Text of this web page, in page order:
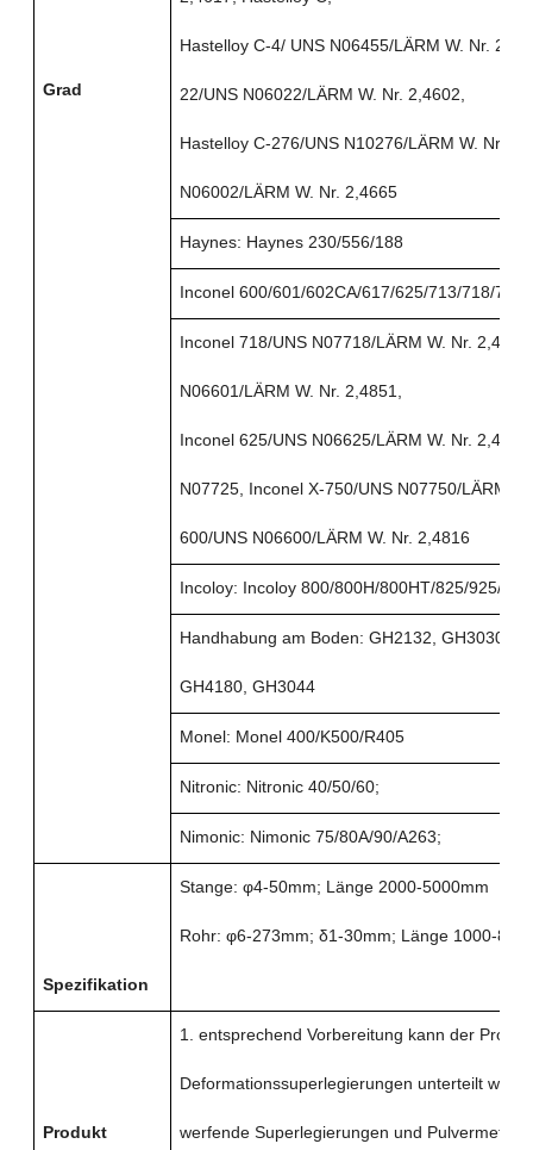
Grad
Hastelloy C-4/ UNS N06455/LÄRM W. Nr.
22/UNS N06022/LÄRM W. Nr. 2,4602,
Hastelloy C-276/UNS N10276/LÄRM W. Nr.
N06002/LÄRM W. Nr. 2,4665
Haynes: Haynes 230/556/188
Inconel 600/601/602CA/617/625/713/718/
Inconel 718/UNS N07718/LÄRM W. Nr.
N06601/LÄRM W. Nr. 2,4851,
Inconel 625/UNS N06625/LÄRM W. Nr.
N07725, Inconel X-750/UNS N07750/LÄRM
600/UNS N06600/LÄRM W. Nr. 2,4816
Incoloy: Incoloy 800/800H/800HT/825/925/
Handhabung am Boden: GH2132, GH3030,
GH4180, GH3044
Monel: Monel 400/K500/R405
Nitronic: Nitronic 40/50/60;
Nimonic: Nimonic 75/80A/90/A263;
Spezifikation
Stange: φ4-50mm; Länge 2000-5000mm
Rohr: φ6-273mm; δ1-30mm; Länge 1000-
Produkt
1. entsprechend Vorbereitung kann der
Deformationssuperlegierungen unterteilt
werfende Superlegierungen und